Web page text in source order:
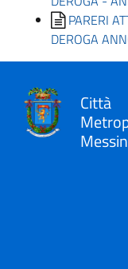
PARERI
DEROGA
Città